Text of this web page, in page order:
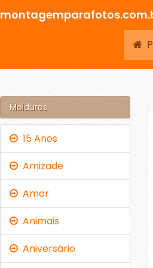
Molduras
15 Anos
Amizade
Amor
Animais
Aniversário